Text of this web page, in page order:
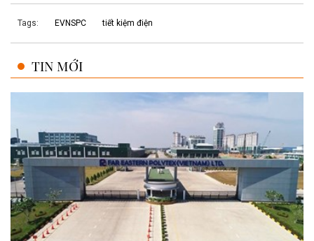
Tags: EVNSPC tiết kiệm điện
TIN MỚI